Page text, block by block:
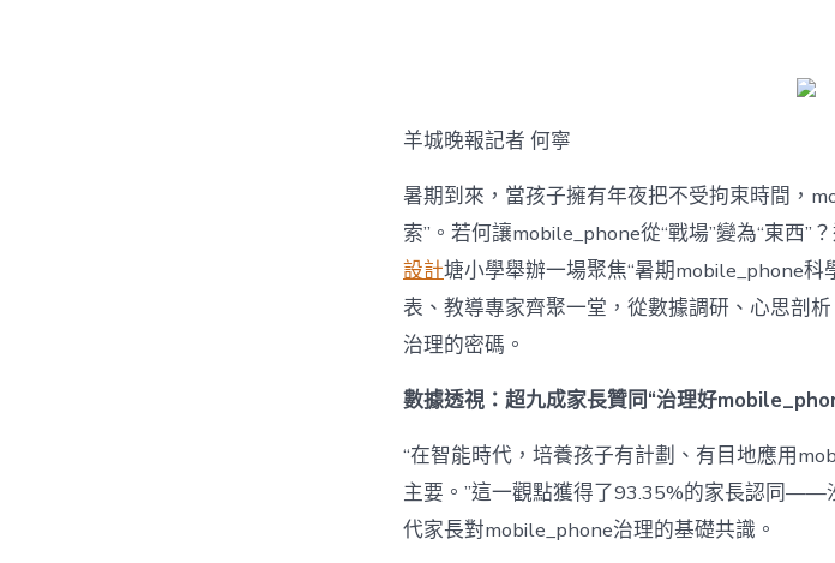
暑
期
難
題
讓
俱
意
設
計
成
為
“成
羊城晚報記者 何寧
暑期到來，當孩子擁有年夜把不受拘束時間，
索”。若何讓mobile_phone從“戰場”變為“東西”
設計塘小學舉辦一場聚焦“暑期mobile_phone
表、教導專家齊聚一堂，從數據調研、心思剖
治理的密碼。
數據透視：超九成家長贊同“治理好
“在智能時代，培養孩子有計劃、有目地應用
主要。”這一觀點獲得了93.35%的家長認同——
代家長對mobile_phone治理的基礎共識。